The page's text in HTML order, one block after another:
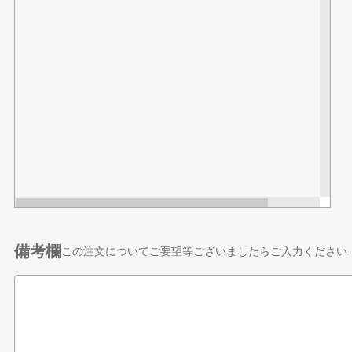
備考欄 この注文についてご要望等ございましたらご入力ください